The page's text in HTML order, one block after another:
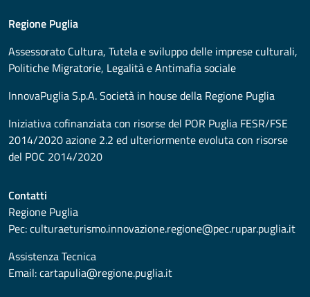
Regione Puglia
Assessorato Cultura, Tutela e sviluppo delle imprese culturali,
Politiche Migratorie, Legalità e Antimafia sociale
InnovaPuglia S.p.A. Società in house della Regione Puglia
Iniziativa cofinanziata con risorse del POR Puglia FESR/FSE
2014/2020 azione 2.2 ed ulteriormente evoluta con risorse
del POC 2014/2020
Contatti
Regione Puglia
Pec:culturaeturismo.innovazione.regione@pec.rupar.puglia.it
Assistenza Tecnica
Email:cartapulia@regione.puglia.it